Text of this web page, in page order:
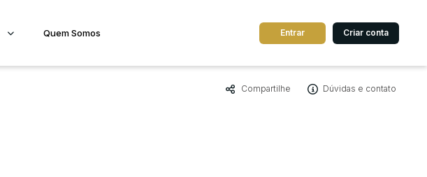
Cidade
Quem Somos Entrar Criar conta
Compartilhe Dúvidas e contato